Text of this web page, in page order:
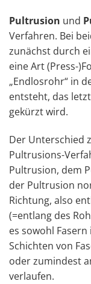
Pultrusion und
Verfahren. Bei
zunächst durch
eine Art (Press-
„Endlosrohr“ in
entsteht, das
gekürzt wird.
Der Unterschied
Pultrusions-
Pultrusion, dem
der Pultrusion
Richtung, also
(=entlang des
es sowohl
Schichten von
oder zumindest
verlaufen.